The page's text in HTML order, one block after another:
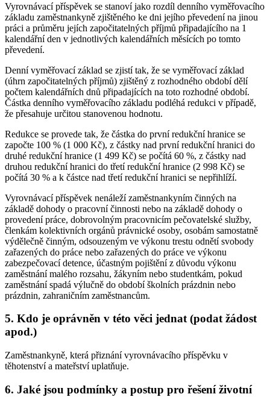
Vyrovnávací příspěvek se stanoví jako rozdíl denního vyměřovacího
základu zaměstnankyně zjištěného ke dni jejího převedení na jinou
práci a průměru jejích započitatelných příjmů připadajícího na 1
kalendářní den v jednotlivých kalendářních měsících po tomto
převedení.
Denní vyměřovací základ se zjistí tak, že se vyměřovací základ
(úhrn započitatelných příjmů) zjištěný z rozhodného období dělí
počtem kalendářních dnů připadajících na toto rozhodné období.
Částka denního vyměřovacího základu podléhá redukci v případě,
že přesahuje určitou stanovenou hodnotu.
Redukce se provede tak, že částka do první redukční hranice se
započte 100 % (1 000 Kč), z částky nad první redukční hranici do
druhé redukční hranice (1 499 Kč) se počítá 60 %, z částky nad
druhou redukční hranici do třetí redukční hranice (2 998 Kč) se
počítá 30 % a k částce nad třetí redukční hranici se nepřihlíží.
Vyrovnávací příspěvek nenáleží zaměstnankyním činných na
základě dohody o pracovní činnosti nebo na základě dohody o
provedení práce, dobrovolným pracovnicím pečovatelské služby,
členkám kolektivních orgánů právnické osoby, osobám samostatně
výdělečně činným, odsouzeným ve výkonu trestu odnětí svobody
zařazených do práce nebo zařazených do práce ve výkonu
zabezpečovací detence, účastným pojištění z důvodu výkonu
zaměstnání malého rozsahu, žákyním nebo studentkám, pokud
zaměstnání spadá výlučně do období školních prázdnin nebo
prázdnin, zahraničním zaměstnancům.
5. Kdo je oprávněn v této věci jednat (podat žádost
apod.)
Zaměstnankyně, která přiznání vyrovnávacího příspěvku v
těhotenství a mateřství uplatňuje.
6. Jaké jsou podmínky a postup pro řešení životní